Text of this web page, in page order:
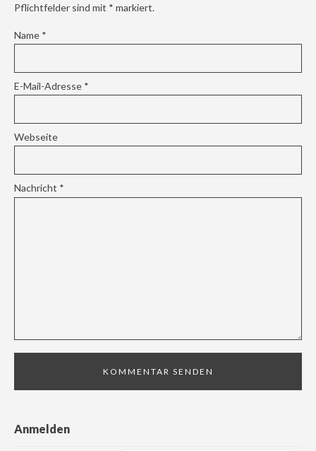
Pflichtfelder sind mit * markiert.
Name *
E-Mail-Adresse *
Webseite
Nachricht *
Anmelden